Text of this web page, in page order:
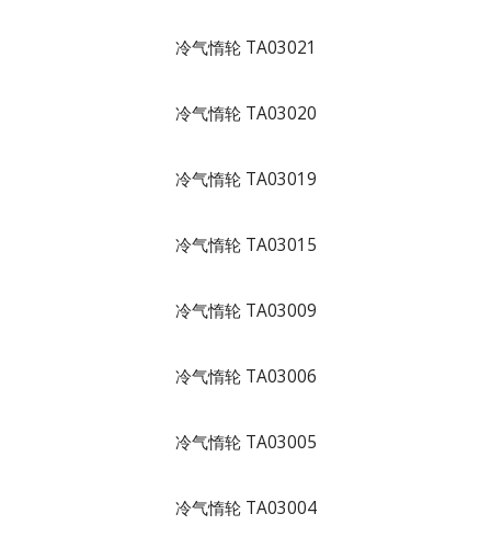
冷气惰轮 TA03021
冷气惰轮 TA03020
冷气惰轮 TA03019
冷气惰轮 TA03015
冷气惰轮 TA03009
冷气惰轮 TA03006
冷气惰轮 TA03005
冷气惰轮 TA03004